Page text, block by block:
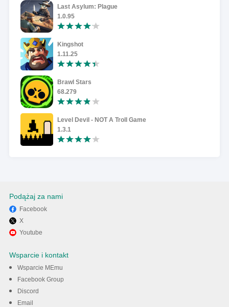
Last Asylum: Plague
1.0.95
Kingshot
1.11.25
Brawl Stars
68.279
Level Devil - NOT A Troll Game
1.3.1
Podążaj za nami
Facebook
X
Youtube
Wsparcie i kontakt
Wsparcie MEmu
Facebook Group
Discord
Email